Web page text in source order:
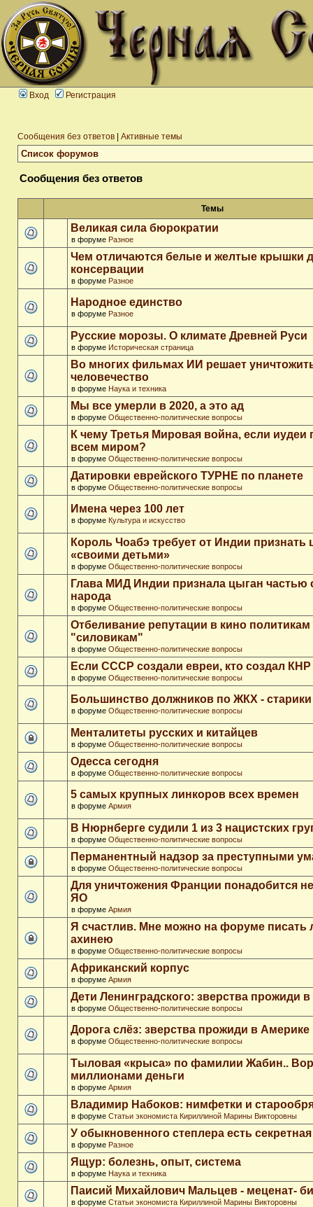
Вход Регистрация
Сообщения без ответов Активные темы
Список форумов
Сообщения без ответов
Темы
Великая сила бюрократии
в форуме Разное
Чем отличаются белые и желтые крышки
консервации
в форуме Разное
Народное единство
в форуме Разное
Русские морозы. О климате Древней Руси
в форуме Историческая страница
Во многих фильмах ИИ решает
человечество
в форуме Наука и техника
Мы все умерли в 2020, а это ад
в форуме Общественно-политические вопросы
К чему Третья Мировая война, если иудеи
всем миром?
в форуме Общественно-политические вопросы
Датировки еврейского ТУРНЕ по планете
в форуме Общественно-политические вопросы
Имена через 100 лет
в форуме Культура и искусство
Король Чоабэ требует от Индии признать
«своими детьми»
в форуме Общественно-политические вопросы
Глава МИД Индии признала цыган частью
народа
в форуме Общественно-политические вопросы
Отбеливание репутации в кино политикам
"силовикам"
в форуме Общественно-политические вопросы
Если СССР создали евреи, кто создал
в форуме Общественно-политические вопросы
Большинство должников по ЖКХ - старики
в форуме Общественно-политические вопросы
Менталитеты русских и китайцев
в форуме Общественно-политические вопросы
Одесса сегодня
в форуме Общественно-политические вопросы
5 самых крупных линкоров всех времен
в форуме Армия
В Нюрнберге судили 1 из 3 нацистских
в форуме Общественно-политические вопросы
Перманентный надзор за преступными
в форуме Общественно-политические вопросы
Для уничтожения Франции понадобится
ЯО
в форуме Армия
Я счастлив. Мне можно на форуме
ахинею
в форуме Общественно-политические вопросы
Африканский корпус
в форуме Армия
Дети Ленинградского: зверства прожиди
в форуме Общественно-политические вопросы
Дорога слёз: зверства прожиди в Америке
в форуме Общественно-политические вопросы
Тыловая «крыса» по фамилии Жабин..
миллионами деньги
в форуме Армия
Владимир Набоков: нимфетки и
в форуме Статьи экономиста Кириллиной Марины Викторовны
У обыкновенного степлера есть
в форуме Разное
Ящур: болезнь, опыт, система
в форуме Наука и техника
Паисий Михайлович Мальцев - меценат-
в форуме Статьи экономиста Кириллиной Марины Викторовны